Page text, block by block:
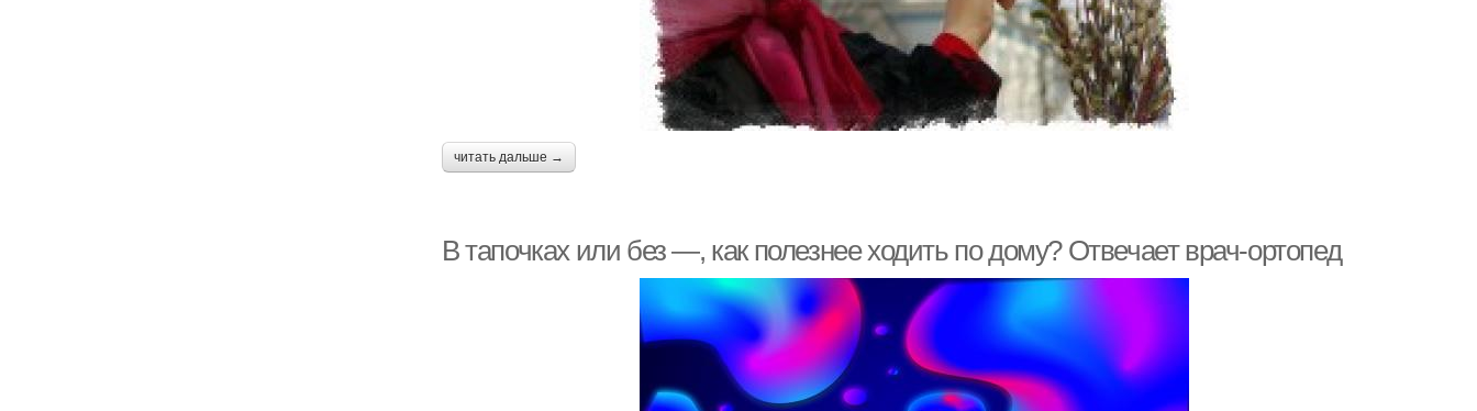
читать дальше →
В тапочках или без —, как полезнее ходить по дому? Отвечает врач-ортопед